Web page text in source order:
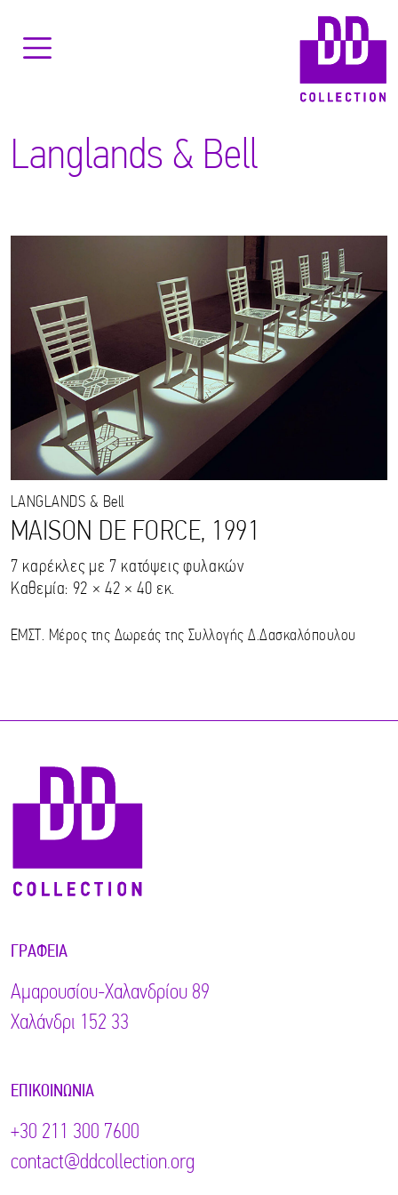
Langlands & Bell
LANGLANDS & Bell
MAISON DE FORCE, 1991
7 καρέκλες με 7 κατόψεις φυλακών
Καθεμία: 92 × 42 × 40 εκ.
ΕΜΣΤ. Μέρος της Δωρεάς της Συλλογής Δ.Δασκαλόπουλου
ΓΡΑΦΕΊΑ
Αμαρουσίου-Χαλανδρίου 89
Χαλάνδρι 152 33
ΕΠΙΚΟΙΝΩΝΊΑ
+30 211 300 7600
contact@ddcollection.org